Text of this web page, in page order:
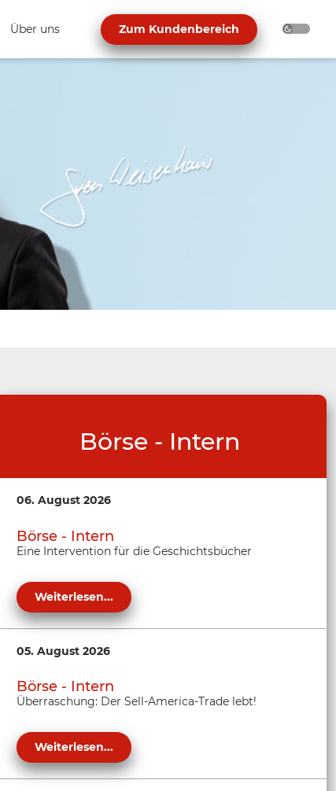
Über uns Zum Kundenbereich
Börse - Intern
06. August 2026
Börse - Intern
Eine Intervention für die Geschichtsbücher
Weiterlesen...
05. August 2026
Börse - Intern
Überraschung: Der Sell-America-Trade lebt!
Weiterlesen...